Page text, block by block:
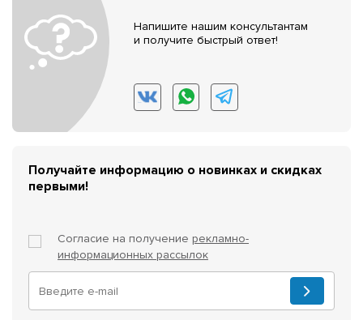
Напишите нашим консультантам
и получите быстрый ответ!
Получайте информацию о новинках и скидках
первыми!
Согласие на получение рекламно-
информационных рассылок